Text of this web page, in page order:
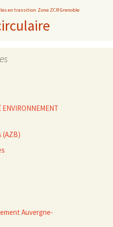
en transition Zone ZCR Grenoble
ENVIRONNEMENT
(AZB)
Auvergne-